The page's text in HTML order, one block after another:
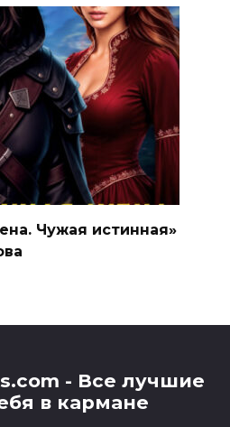
Чужая истинная»
- Все лучшие
в кармане